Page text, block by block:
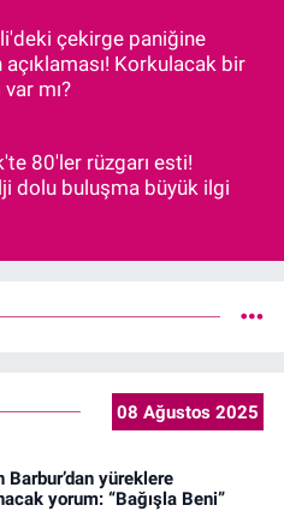
çekirge paniğine
açıklaması! Korkulacak bir
mı?
80'ler rüzgarı esti!
dolu buluşma büyük ilgi
08 Ağustos 2025
Barbur’dan yüreklere
yorum: “Bağışla Beni”